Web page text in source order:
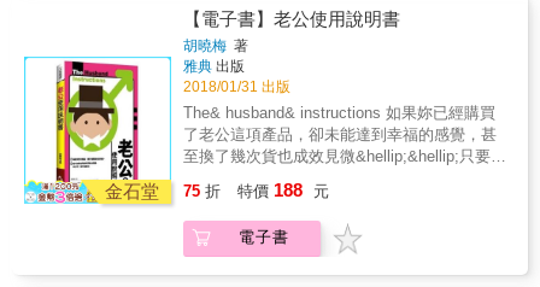
心深處，不管經過美化的自己再怎麼令人嚮
往，還是會渴望這個真實的、不完美的自己能
夠被接納，感覺到自己確實被對方接納的時
刻，會突然領悟到那就是婚姻的幸福，不管是
短暫或恆常。
並不是自以為的那樣理性。 ／關於婚姻與原生
家庭，她說： 對於在原生家庭沒有辦法感到放
鬆的人來說，結婚最大的吸引力應該是──建立
自己的家庭。不是擴大或延伸自己的原生家
庭，也不是增加家人，而是重新建立一個新
的、獨立於原生家庭的新的組織。 ／關於真實
的自己，她說： 在婚姻裡我看見自己的脆弱，
也看見自己能力的極限，很多我沒有辦法靠自
己面對的真相，是這個人推著我去看見。 ／關
是一套完美運轉的模式而兩個人優雅的各司其
職，也不是一個永遠資深的前輩在照顧經驗不
足的菜鳥，反而更像是兩個半大不小的孩子在
過得好，是不是會傷害到妳？」──嫉妒型的母
親 「媽媽說她都是為了我好，可是我一吃東西
就狂吐。」──控制型的母親 「我在每個愛我的
人身上，尋找媽媽的味道&hellip;&hellip;」──
缺席型的母親 「最應該保護我的人，卻看著我
被爸爸性侵&hellip;&hellip;」──旁觀型的母親
「小時候我字寫不好，媽媽就說我是雜種、蠢
手。」──殘忍型的母親&hellip;&hellip; 20個真
實案例，每一篇都令人唏噓，甚至噙滿淚水。
女兒即使脫離母體，卻往往有條無形的「心理
臍帶」，連結母親與女兒，讓彼此成為聯繫很
女人成為母親，當所有心理困頓在家族裡代代
相傳， 身為女兒的妳，有機會將彼此的傷痛劃
上句點。 ★完整收錄20種令女兒煎熬、痛苦的
母親類型。 ★38種給女兒的自我療癒方式。
★3段暖心的修復叮嚀。 讓「每一個媽媽」的
成長創傷被看見， 讓困在痛苦裡的「每一個女
兒」都能被擁抱。 曾經，那個好小好小的妳，
媽媽就是妳的天地，妳的全世界。 媽媽微笑，
妳的心就暖成一片；媽媽蹙眉，妳感覺心灰
很想好好保護媽媽，更想一直擁有媽媽的愛，
但&hellip;&hellip; 「我身上像是多長一顆心，
隨時準備照顧媽媽。」──憂鬱型的母親 「大家
金石堂
【電子書】老公使用說明書
胡曉梅 著
雅典 出版
2018/01/31 出版
The& husband& instructions 如果妳已經購買
了老公這項產品，卻未能達到幸福的感覺，甚
至換了幾次貨也成效見微&hellip;&hellip;只要提
確保您的權益，請仔細閱讀本說明書。若不按
照使用說明而發生問題，本公司一概不負責
任。 在私底下，一群憤怒的老婆們，對著一本
75 折 特價 188 元
電子書